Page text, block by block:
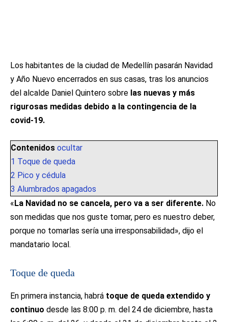
Los habitantes de la ciudad de Medellín pasarán Navidad
y Año Nuevo encerrados en sus casas, tras los anuncios
del alcalde Daniel Quintero sobre las nuevas y más
rigurosas medidas debido a la contingencia de la
covid-19.
Contenidos ocultar
1 Toque de queda
2 Pico y cédula
3 Alumbrados apagados
«La Navidad no se cancela, pero va a ser diferente. No
son medidas que nos guste tomar, pero es nuestro deber,
porque no tomarlas sería una irresponsabilidad», dijo el
mandatario local.
Toque de queda
En primera instancia, habrá toque de queda extendido y
continuo desde las 8:00 p. m. del 24 de diciembre, hasta